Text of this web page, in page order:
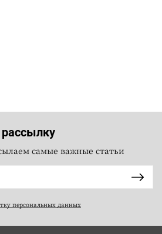
самые важные статьи
персональных данных